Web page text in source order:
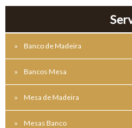
Banco de Madeira
Bancos Mesa
Mesa de Madeira
Mesas Banco